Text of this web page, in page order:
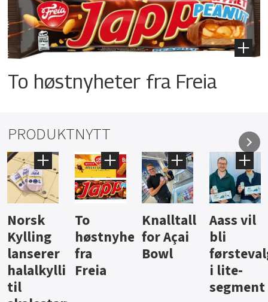
To høstnyheter fra Freia
PRODUKTNYTT
Knalltall
for Açai
Bowl
Aass vil
bli
førstevalg
i lite-
Brus og
jus fra
Berentsen
Hard
iste fra
Hansa